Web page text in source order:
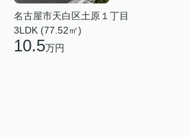
名古屋市天白区土原１丁目
3LDK (77.52㎡)
10.5万円